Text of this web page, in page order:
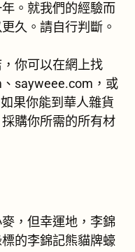
。就我們的經驗而
久。請自行判斷。
你可以在網上找
sayweee.com，或
果你能到華人雜貨
購你所需的所有材
，但幸運地，李錦
的李錦記熊貓牌蠔